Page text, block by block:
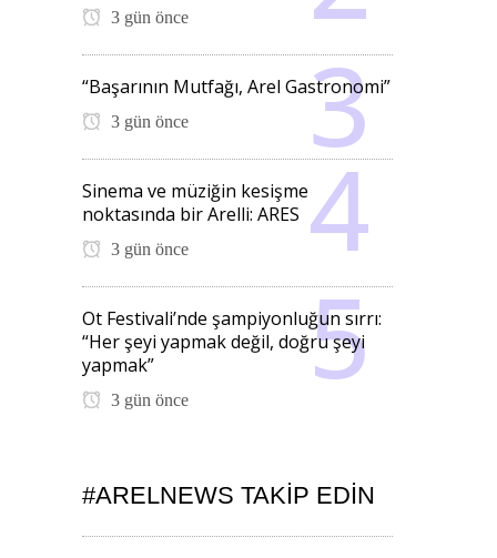
3 gün önce
“Başarının Mutfağı, Arel Gastronomi”
3 gün önce
Sinema ve müziğin kesişme
noktasında bir Arelli: ARES
3 gün önce
Ot Festivali’nde şampiyonluğun sırrı:
“Her şeyi yapmak değil, doğru şeyi
yapmak”
3 gün önce
#ARELNEWS TAKIP EDIN